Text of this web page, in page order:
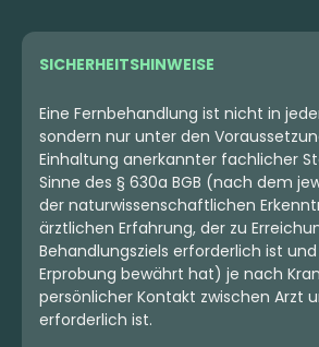
SICHERHEITSHINWEISE
Eine Fernbehandlung ist nicht in
sondern nur unter den
Einhaltung anerkannter fachlicher
Sinne des § 630a BGB (nach dem
der naturwissenschaftlichen
ärztlichen Erfahrung, der zu
Behandlungsziels erforderlich ist
Erprobung bewährt hat) je nach
persönlicher Kontakt zwischen Arzt
erforderlich ist.